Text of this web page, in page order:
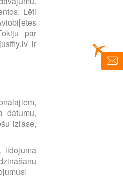
Lēti
par
ir
datumu,
izlase,
lidojuma